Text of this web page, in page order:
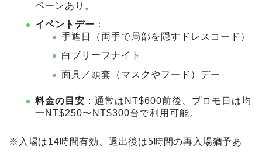
ペーンあり。
イベントデー ：
手遮日（両手で局部を隠すドレスコード）
白ブリーフナイト
面具／頭套（マスクやフード）デー
料金の目安 ：通常はNT$600前後、プロモ日は均
一NT$250〜NT$300台で利用可能。
※入場は14時間有効、退出後は5時間の再入場猶予あ